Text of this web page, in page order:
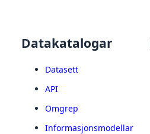
Datakatalogar
Datasett
API
Omgrep
Informasjonsmodellar